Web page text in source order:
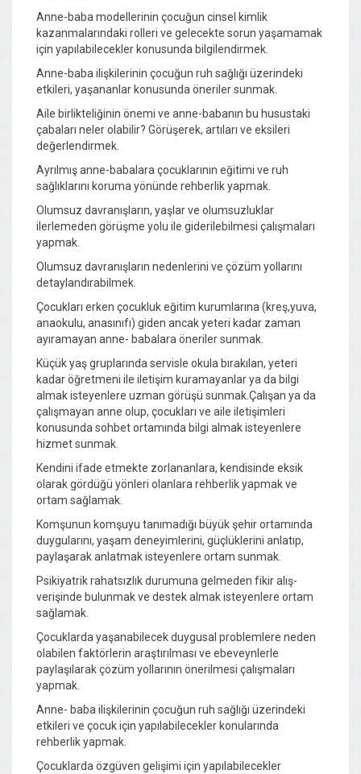
Anne-baba modellerinin çocuğun cinsel kimlik
kazanmalarındaki rolleri ve gelecekte sorun yaşamamak
için yapılabilecekler konusunda bilgilendirmek.
Anne-baba ilişkilerinin çocuğun ruh sağlığı üzerindeki
etkileri, yaşananlar konusunda öneriler sunmak.
Aile birlikteliğinin önemi ve anne-babanın bu husustaki
çabaları neler olabilir? Görüşerek, artıları ve eksileri
değerlendirmek.
Ayrılmış anne-babalara çocuklarının eğitimi ve ruh
sağlıklarını koruma yönünde rehberlik yapmak.
Olumsuz davranışların, yaşlar ve olumsuzluklar
ilerlemeden görüşme yolu ile giderilebilmesi çalışmaları
yapmak.
Olumsuz davranışların nedenlerini ve çözüm yollarını
detaylandırabilmek.
Çocukları erken çocukluk eğitim kurumlarına (kreş,yuva,
anaokulu, anasınıfı) giden ancak yeteri kadar zaman
ayıramayan anne- babalara öneriler sunmak.
Küçük yaş gruplarında servisle okula bırakılan, yeteri
kadar öğretmeni ile iletişim kuramayanlar ya da bilgi
almak isteyenlere uzman görüşü sunmak.Çalışan ya da
çalışmayan anne olup, çocukları ve aile iletişimleri
konusunda sohbet ortamında bilgi almak isteyenlere
hizmet sunmak.
Kendini ifade etmekte zorlananlara, kendisinde eksik
olarak gördüğü yönleri olanlara rehberlik yapmak ve
ortam sağlamak.
Komşunun komşuyu tanımadığı büyük şehir ortamında
duygularını, yaşam deneyimlerini, güçlüklerini anlatıp,
paylaşarak anlatmak isteyenlere ortam sunmak.
Psikiyatrik rahatsızlık durumuna gelmeden fikir alış-
verişinde bulunmak ve destek almak isteyenlere ortam
sağlamak.
Çocuklarda yaşanabilecek duygusal problemlere neden
olabilen faktörlerin araştırılması ve ebeveynlerle
paylaşılarak çözüm yollarının önerilmesi çalışmaları
yapmak.
Anne- baba ilişkilerinin çocuğun ruh sağlığı üzerindeki
etkileri ve çocuk için yapılabilecekler konularında
rehberlik yapmak.
Çocuklarda özgüven gelişimi için yapılabilecekler